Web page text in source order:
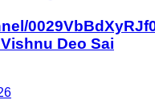
Deo Sai